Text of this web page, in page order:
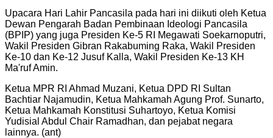
Upacara Hari Lahir Pancasila pada hari ini diikuti oleh Ketua
Dewan Pengarah Badan Pembinaan Ideologi Pancasila
(BPIP) yang juga Presiden Ke-5 RI Megawati Soekarnoputri,
Wakil Presiden Gibran Rakabuming Raka, Wakil Presiden
Ke-10 dan Ke-12 Jusuf Kalla, Wakil Presiden Ke-13 KH
Ma'ruf Amin.
Ketua MPR RI Ahmad Muzani, Ketua DPD RI Sultan
Bachtiar Najamudin, Ketua Mahkamah Agung Prof. Sunarto,
Ketua Mahkamah Konstitusi Suhartoyo, Ketua Komisi
Yudisial Abdul Chair Ramadhan, dan pejabat negara
lainnya. (ant)